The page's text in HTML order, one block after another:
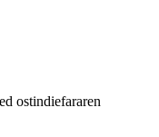
ostindiefararen